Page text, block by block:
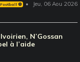
Football ⚽️ Jeu, 06 Aou 2026
N’Gossan
à l’aide